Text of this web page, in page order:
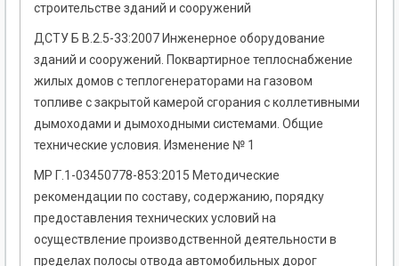
строительстве зданий и сооружений
ДСТУ Б В.2.5-33:2007 Инженерное оборудование
зданий и сооружений. Поквартирное теплоснабжение
жилых домов с теплогенераторами на газовом
топливе с закрытой камерой сгорания с коллетивными
дымоходами и дымоходными системами. Общие
технические условия. Изменение № 1
МР Г.1-03450778-853:2015 Методические
рекомендации по составу, содержанию, порядку
предоставления технических условий на
осуществление производственной деятельности в
пределах полосы отвода автомобильных дорог